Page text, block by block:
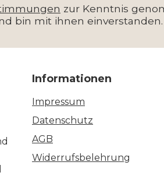
zur Kenntnis
bin mit ihnen einverstanden.
Informationen
Impressum
Datenschutz
AGB
Widerrufsbelehrung